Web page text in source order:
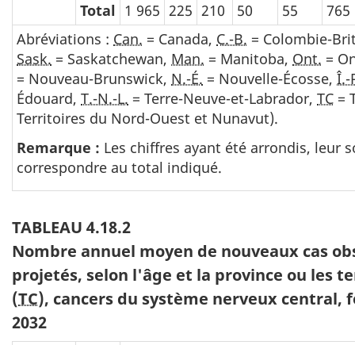
Total 1 965 225 210 50 55
765
Abréviations : Can. = Canada, C.-B. = Colombie-
Sask. = Saskatchewan, Man. = Manitoba, Ont. =
= Nouveau-Brunswick, N.-É. = Nouvelle-Écosse, Î.-
Édouard, T.-N.-L. = Terre-Neuve-et-Labrador, TC =
Territoires du Nord-Ouest et Nunavut).
Remarque : Les chiffres ayant été arrondis, leur
correspondre au total indiqué.
TABLEAU 4.18.2
Nombre annuel moyen de nouveaux cas
projetés, selon l'âge et la province ou les
(TC), cancers du système nerveux central,
2032